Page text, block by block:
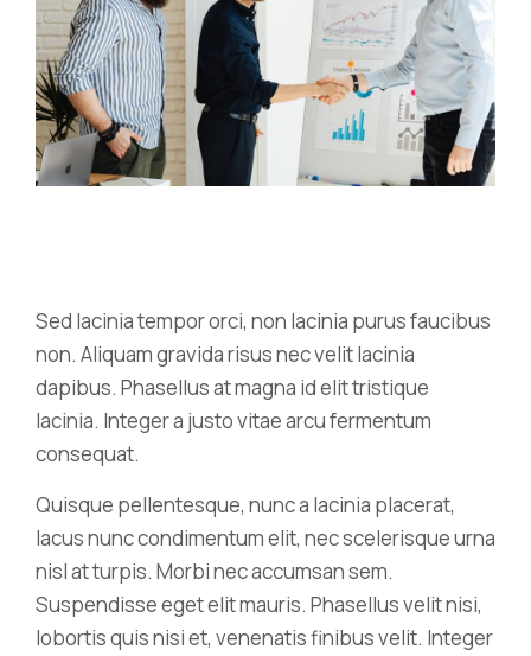
Sed lacinia tempor orci, non lacinia purus faucibus
non. Aliquam gravida risus nec velit lacinia
dapibus. Phasellus at magna id elit tristique
lacinia. Integer a justo vitae arcu fermentum
consequat.
Quisque pellentesque, nunc a lacinia placerat,
lacus nunc condimentum elit, nec scelerisque urna
nisl at turpis. Morbi nec accumsan sem.
Suspendisse eget elit mauris. Phasellus velit nisi,
lobortis quis nisi et, venenatis finibus velit. Integer